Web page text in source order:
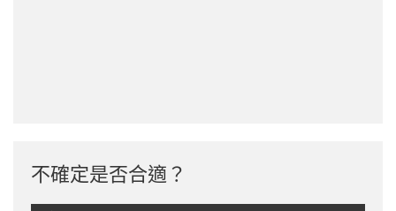
不確定是否合適？